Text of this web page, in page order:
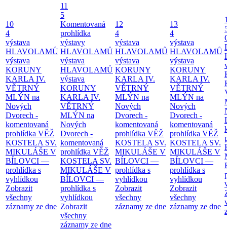
10
4
výstava
HLAVOLAMŮ
výstava
KORUNY
KARLA IV.
VĚTRNÝ
MLÝN na
Nových
Dvorech -
komentovaná
prohlídka VĚŽ
KOSTELA SV.
MIKULÁŠE V
BÍLOVCI —
prohlídka s
vyhlídkou
Zobrazit
všechny
záznamy ze dne
11
5
Komentovaná
prohlídka
výstavy
HLAVOLAMŮ
výstava
HLAVOLAMŮ
výstava
KORUNY
KARLA IV.
VĚTRNÝ
MLÝN na
Nových
Dvorech -
komentovaná
prohlídka VĚŽ
KOSTELA SV.
MIKULÁŠE V
BÍLOVCI —
prohlídka s
vyhlídkou
Zobrazit
všechny
záznamy ze dne
12
4
výstava
HLAVOLAMŮ
výstava
KORUNY
KARLA IV.
VĚTRNÝ
MLÝN na
Nových
Dvorech -
komentovaná
prohlídka VĚŽ
KOSTELA SV.
MIKULÁŠE V
BÍLOVCI —
prohlídka s
vyhlídkou
Zobrazit
všechny
záznamy ze dne
13
4
výstava
HLAVOLAMŮ
výstava
KORUNY
KARLA IV.
VĚTRNÝ
MLÝN na
Nových
Dvorech -
komentovaná
prohlídka VĚŽ
KOSTELA SV.
MIKULÁŠE V
BÍLOVCI —
prohlídka s
vyhlídkou
Zobrazit
všechny
záznamy ze dne